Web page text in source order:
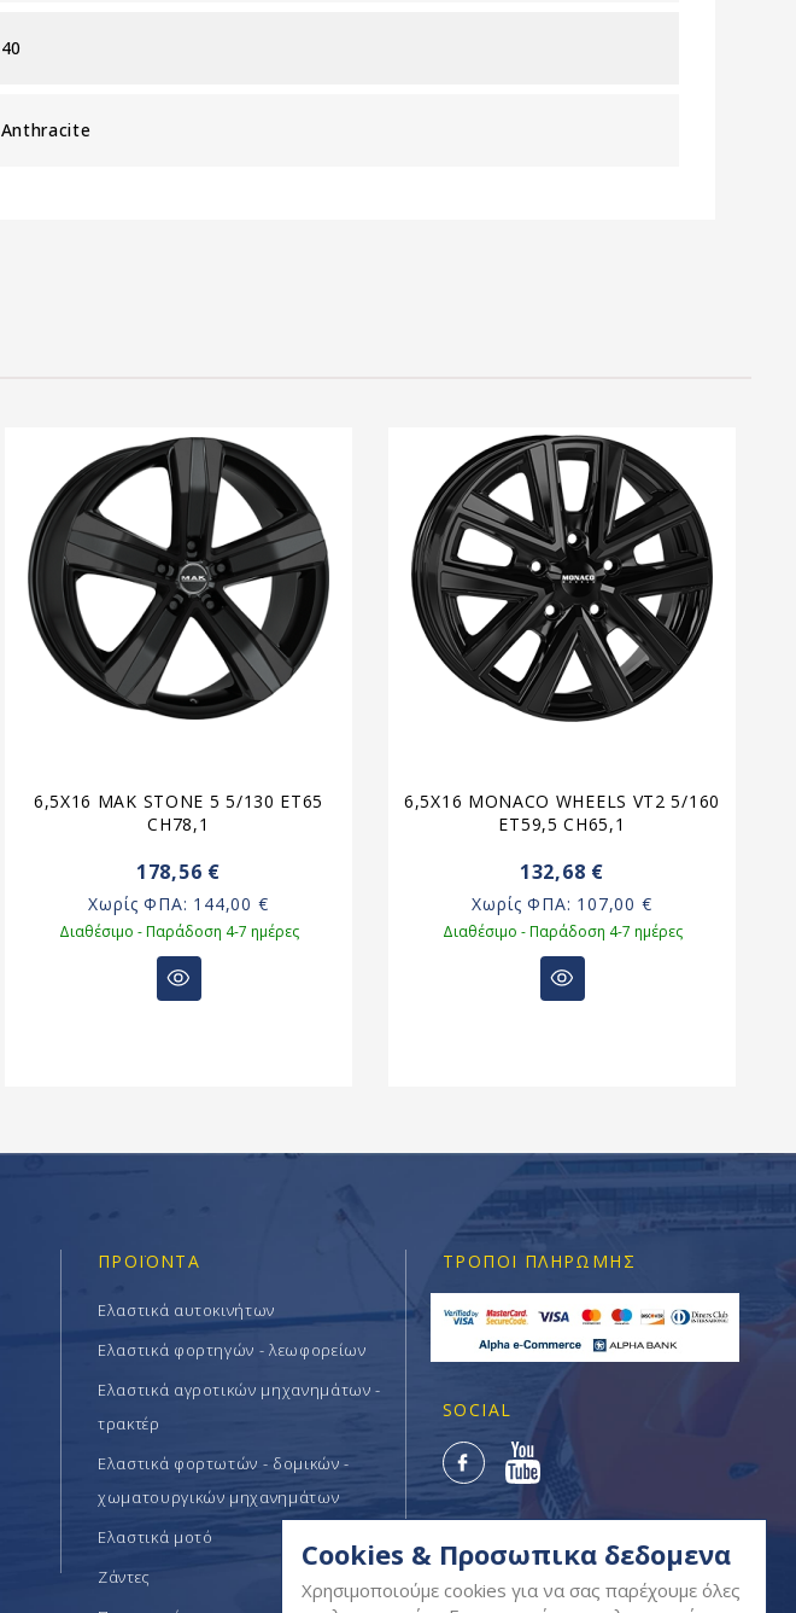
40
Anthracite
6,5X16 MAK STONE 5 5/130 ET65
CH78,1
178,56 €
Χωρίς ΦΠΑ: 144,00 €
Διαθέσιμο - Παράδοση 4-7 ημέρες
6,5X16 MONACO WHEELS VT2 5/160
ET59,5 CH65,1
132,68 €
Χωρίς ΦΠΑ: 107,00 €
Διαθέσιμο - Παράδοση 4-7 ημέρες
ΠΡΟΪΟΝΤΑ
Ελαστικά αυτοκινήτων
Ελαστικά φορτηγών - λεωφορείων
Ελαστικά αγροτικών μηχανημάτων -
τρακτέρ
Ελαστικά φορτωτών - δομικών -
χωματουργικών μηχανημάτων
Ελαστικά μοτό
Ζάντες
ΤΡΌΠΟΙ ΠΛΗΡΩΜΉΣ
SOCIAL
Cookies & Προσωπικα δεδομενα
Χρησιμοποιούμε cookies για να σας παρέχουμε όλες